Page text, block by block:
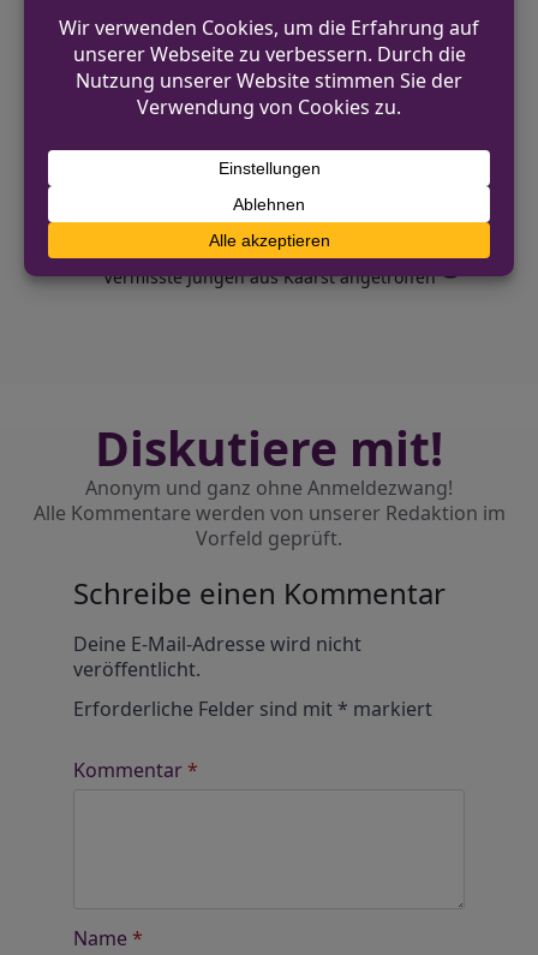
Einheiten der Feuerwehr Rösrath und
Höhenretter der Feuerwehr Köln, sowie
der Rettungsdienst und die Polizei.
VORHERIGER BEITRAG
Sachbeschädigung an Kraftfahrzeug in
Herford
NÄCHSTER BEITRAG
Vermisste Jungen aus Kaarst angetroffen
Diskutiere mit!
Anonym und ganz ohne Anmeldezwang!
Alle Kommentare werden von unserer Redaktion im
Vorfeld geprüft.
Schreibe einen Kommentar
Deine E-Mail-Adresse wird nicht
veröffentlicht.
Erforderliche Felder sind mit* markiert
Kommentar*
Name *